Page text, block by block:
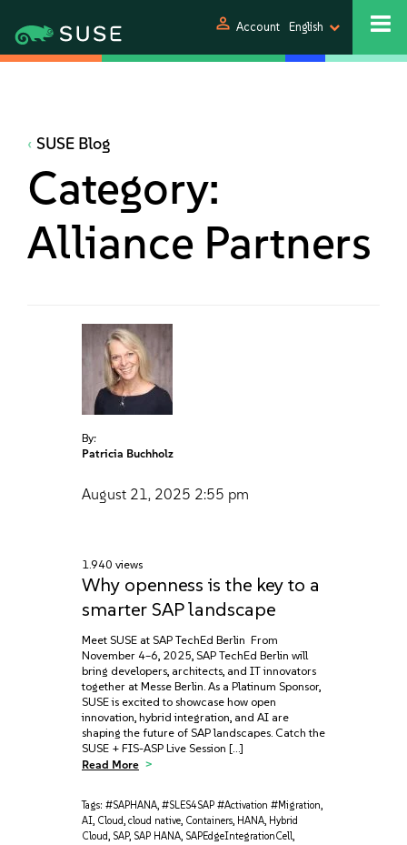
person Account English
SUSE Blog
Category:
Alliance Partners
By:
Patricia Buchholz
August 21, 2025 2:55 pm
1.940 views
Why openness is the key to a
smarter SAP landscape
Meet SUSE at SAP TechEd Berlin From
November 4–6, 2025, SAP TechEd Berlin will
bring developers, architects, and IT innovators
together at Messe Berlin. As a Platinum Sponsor,
SUSE is excited to showcase how open
innovation, hybrid integration, and AI are
shaping the future of SAP landscapes. Catch the
SUSE + FIS-ASP Live Session […]
Read More
Tags: #SAPHANA, #SLES4SAP #Activation #Migration,
AI, Cloud, cloud native, Containers, HANA, Hybrid
Cloud, SAP, SAP HANA, SAPEdgeIntegrationCell,